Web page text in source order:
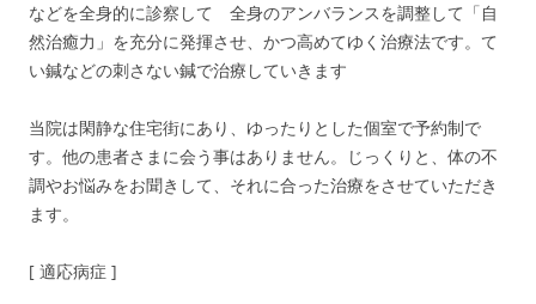
などを全身的に診察して 全身のアンバランスを調整して「自
然治癒力」を充分に発揮させ、かつ高めてゆく治療法です。て
い鍼などの刺さない鍼で治療していきます
当院は閑静な住宅街にあり、ゆったりとした個室で予約制で
す。他の患者さまに会う事はありません。じっくりと、体の不
調やお悩みをお聞きして、それに合った治療をさせていただき
ます。
[ 適応病症 ]